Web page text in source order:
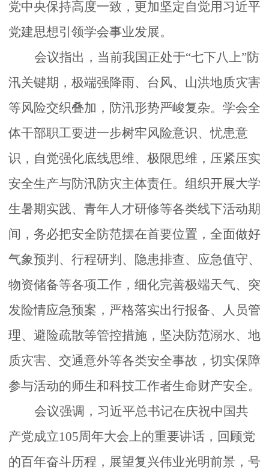
建
党中央保持高度一致，更加坚定自觉用习近平
党建思想引领学会事业发展。
会议指出， 当前我国正处于“七下八上”防
汛关键期 ，极端强降雨、台风、山洪地质灾害
等风险交织叠加，防汛形势严峻复杂。学会全
体干部职工要进一步树牢风险意识、忧患意
识，自觉强化底线思维、极限思维，压紧压实
安全生产与防汛防灾主体责任。组织开展大学
生暑期实践、青年人才研修等各类线下活动期
间，务必把安全防范摆在首要位置，全面做好
气象预判、行程研判、隐患排查、应急值守、
物资储备等各项工作，细化完善极端天气、突
发险情应急预案，严格落实出行报备、人员管
理、避险疏散等管控措施，坚决防范溺水、地
质灾害、交通意外等各类安全事故，切实保障
参与活动的师生和科技工作者生命财产安全。
会议强调 ， 习近平总书记在庆祝中国共
产党成立105周年大会上的重要讲话，回顾党
的百年奋斗历程，展望复兴伟业光明前景，号